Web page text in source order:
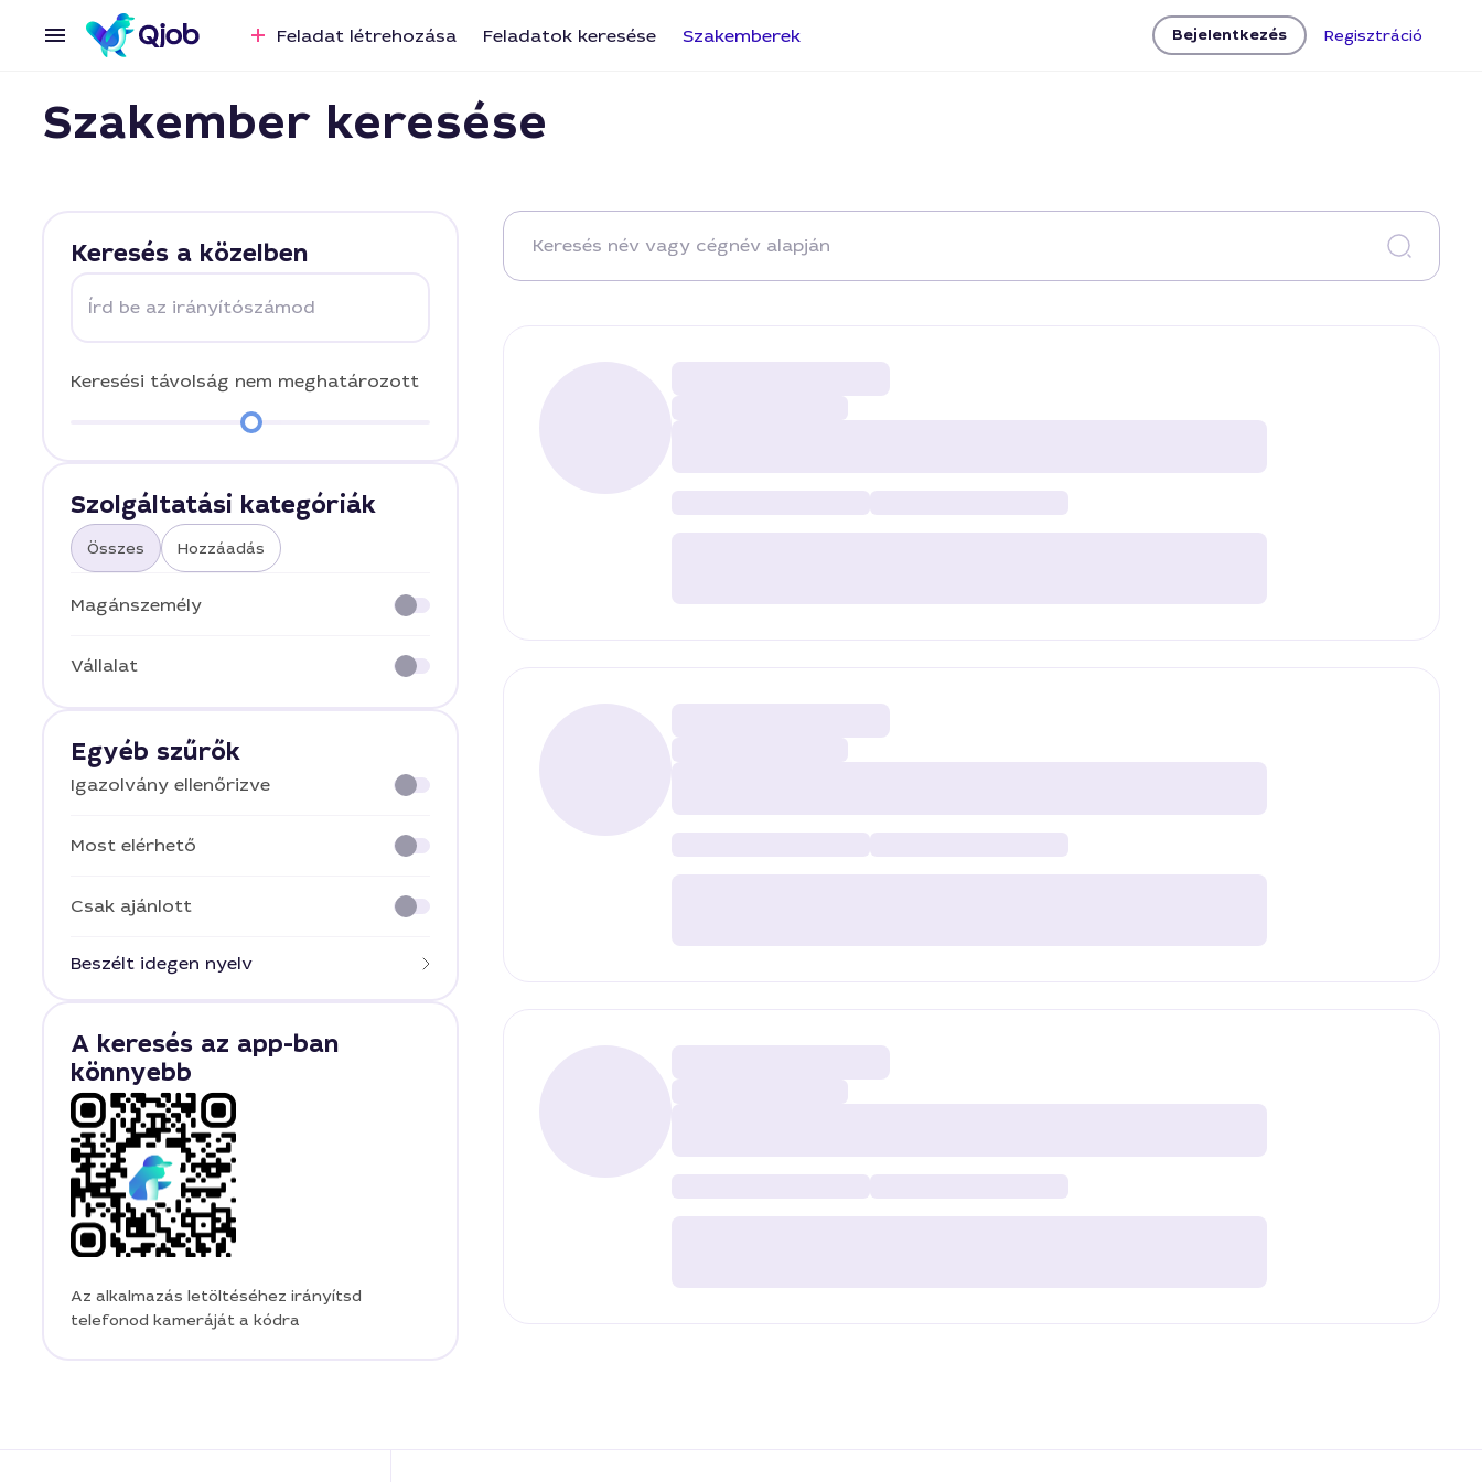
Feladat létrehozása Feladatok keresése Szakemberek Bejelentkezés Regisztráció
Szakember keresése
Keresés a közelben
Írd be az irányítószámod
Keresési távolság nem meghatározott
Szolgáltatási kategóriák
Összes Hozzáadás
Magánszemély
Vállalat
Egyéb szűrők
Igazolvány ellenőrizve
Most elérhető
Csak ajánlott
Beszélt idegen nyelv
A keresés az app-ban
könnyebb
Az alkalmazás letöltéséhez irányítsd
telefonod kameráját a kódra